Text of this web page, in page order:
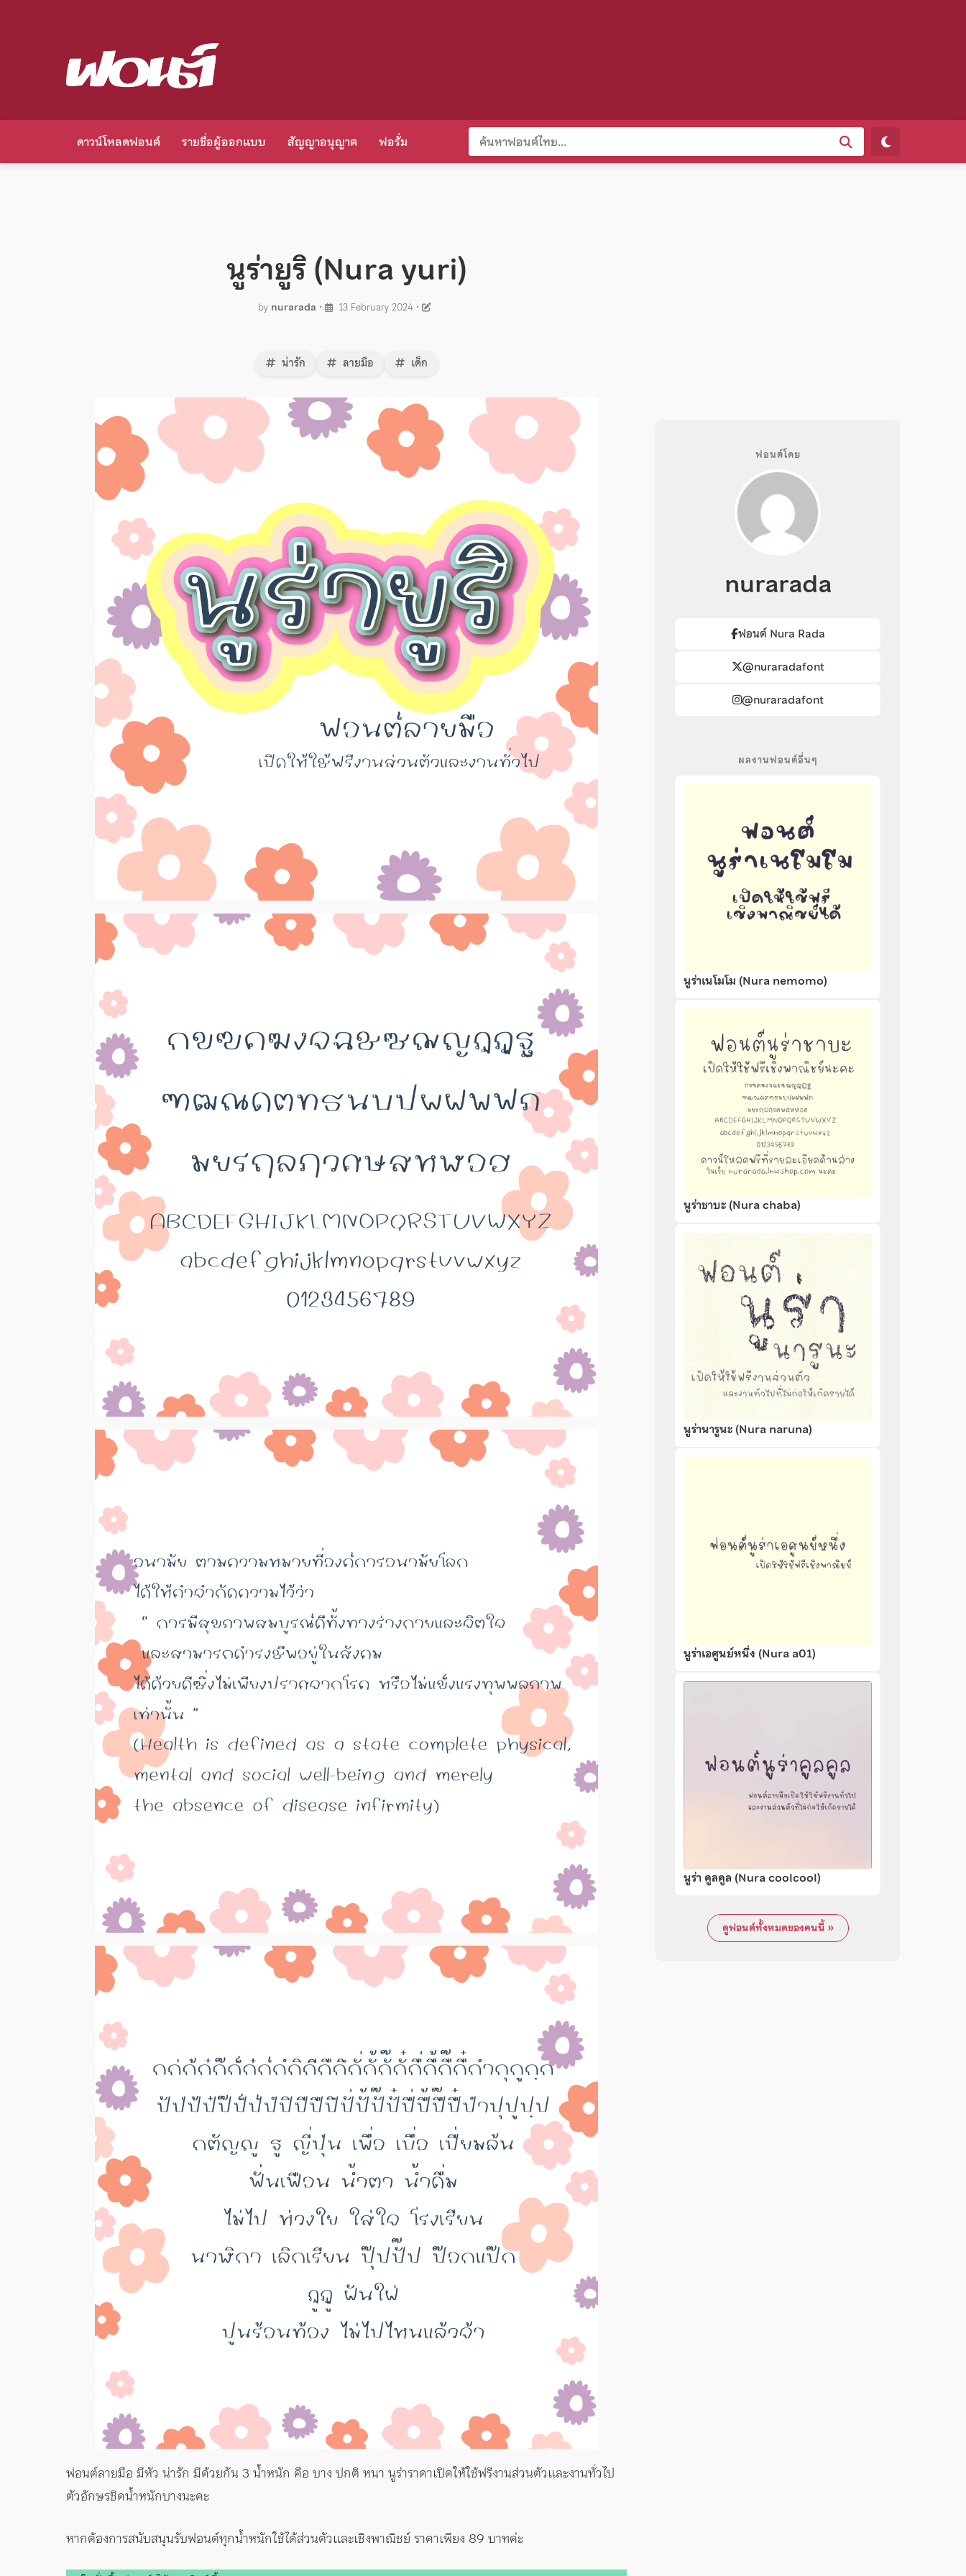
ดาวน์โหลดฟอนต์ รายชื่อผู้ออกแบบ สัญญาอนุญาต ฟอรั่ม
นูร่ายูริ (Nura yuri)
by nurarada • 13 February 2024 •
น่ารัก ลายมือ เด็ก
ฟอนต์ลายมือ มีหัว น่ารัก มีด้วยกัน 3 น้ำหนัก คือ บาง ปกติ หนา นูร่าราดาเปิดให้ใช้ฟรีงานส่วนตัวและงานทั่วไป
ตัวอักษรชิดน้ำหนักบางนะคะ
หากต้องการสนับสนุนรับฟอนต์ทุกน้ำหนักใช้ได้ส่วนตัวและเชิงพาณิชย์ ราคาเพียง 89 บาทค่ะ
ฟอนต์โดย
nurarada
ฟอนต์ Nura Rada
@nuraradafont
@nuraradafont
ผลงานฟอนต์อื่นๆ
นูร่าเนโมโม (Nura nemomo)
นูร่าชาบะ (Nura chaba)
นูร่านารูนะ (Nura naruna)
นูร่าเอศูนย์หนึ่ง (Nura a01)
นูร่า คูลคูล (Nura coolcool)
ดูฟอนต์ทั้งหมดของคนนี้ »